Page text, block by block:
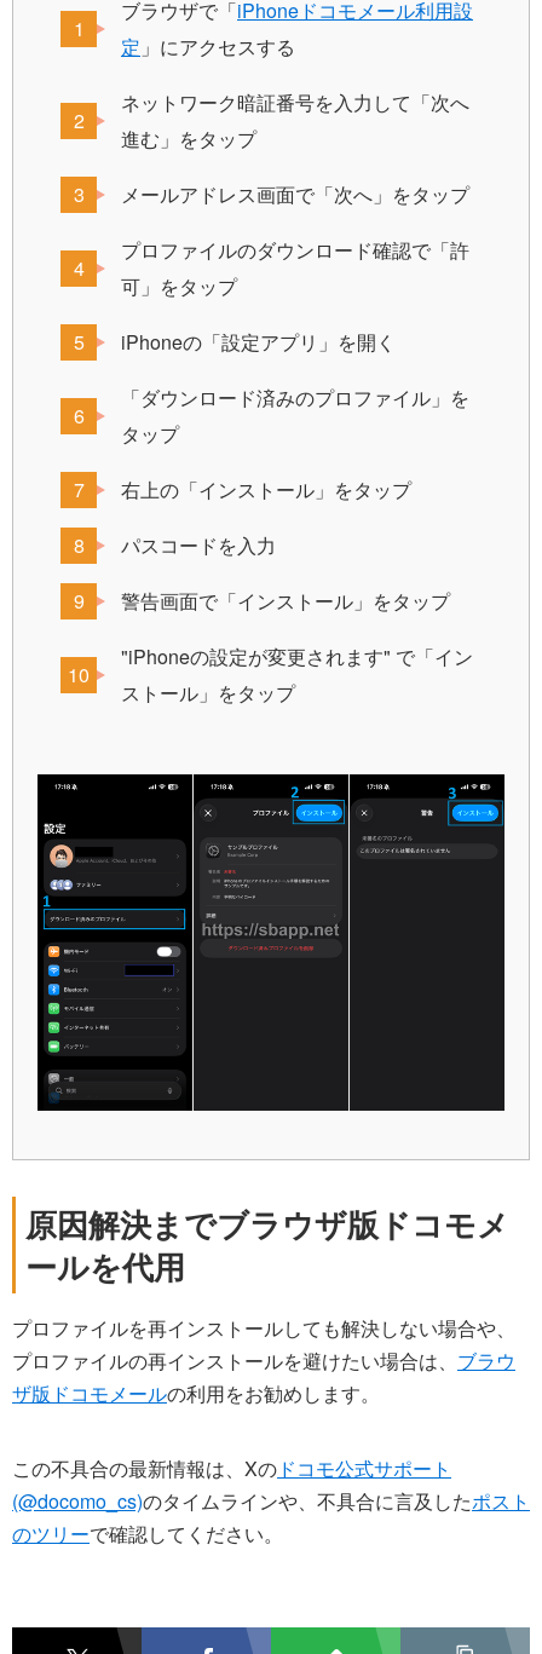
ブラウザで「iPhoneドコモメール利用設
定 」にアクセスする
ネットワーク暗証番号を入力して「次へ
進む」をタップ
メールアドレス画面で「次へ」をタップ
プロファイルのダウンロード確認で「許
可」をタップ
iPhoneの「設定アプリ」を開く
「ダウンロード済みのプロファイル」を
タップ
右上の「インストール」をタップ
パスコードを入力
警告画面で「インストール」をタップ
"iPhoneの設定が変更されます" で「イン
ストール」をタップ
原因解決までブラウザ版ドコモメ
ールを代用
プロファイルを再インストールしても解決しない場合や、
プロファイルの再インストールを避けたい場合は、 ブラウ
ザ版ドコモメールの利用をお勧めします。
この不具合の最新情報は、Xの ドコモ公式サポート
(@docomo_cs)のタイムラインや、不具合に言及したポスト
のツリーで確認してください。